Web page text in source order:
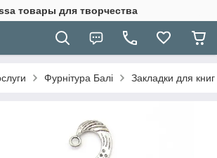
товары для творчества
Фурнітура Балі Закладки для книг